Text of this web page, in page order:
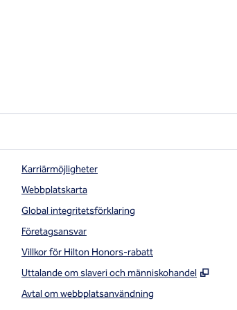
Karriärmöjligheter
Webbplatskarta
Global integritetsförklaring
Företagsansvar
Villkor för Hilton Honors-rabatt
Uttalande om slaveri och människohandel
,
Avtal om webbplatsanvändning